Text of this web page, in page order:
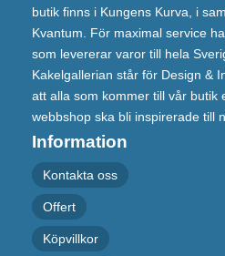
butik finns i Kungens Kurva, i
Kvantum. För maximal service
som levererar varor till hela
Kakelgallerian står för Design &
att alla som kommer till vår butik
webbshop ska bli inspirerade till
Information
Kontakta oss
Offert
Köpvillkor